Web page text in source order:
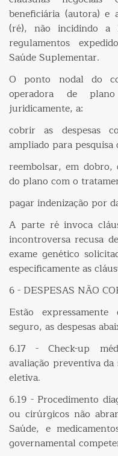
beneficiária (autora) e
(ré), não incidindo
regulamentos
Saúde Suplementar.
O ponto nodal do
operadora de
juridicamente, a:
cobrir as despesas
ampliado para
reembolsar, em dobro,
do plano com o
pagar indenização por
A parte ré invoca
incontroversa recusa
exame genético
especificamente as
6 - DESPESAS NÃO
Estão
seguro, as despesas
6.17 - Check-up
avaliação preventiva da
eletiva.
6.19 - Procedimento
ou cirúrgicos não
Saúde, e
governamental